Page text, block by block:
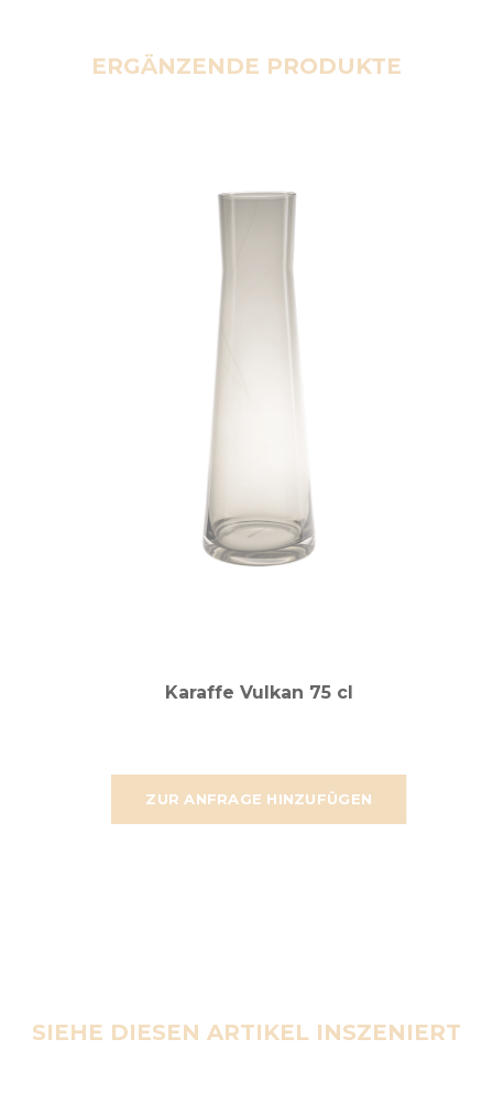
ERGÄNZENDE PRODUKTE
ZUR ANFRAGE HINZUFÜGEN
Karaffe Vulkan 75 cl
SIEHE DIESEN ARTIKEL INSZENIERT